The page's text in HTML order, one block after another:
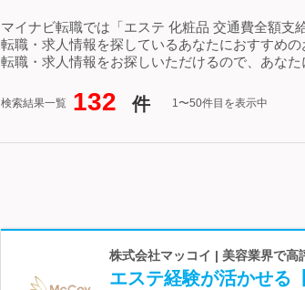
マイナビ転職では「エステ 化粧品 交通費全額
転職・求人情報を探しているあなたにおすすめ
転職・求人情報をお探しいただけるので、あな
検索結果一覧 132 件 1〜50件目を表示中
株式会社マッコイ | 美容業界で
エステ経験が活かせる